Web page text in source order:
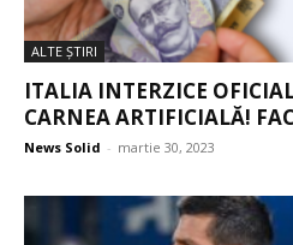
ALTE ŞTIRI
ITALIA INTERZICE
CARNEA ARTIFICIALĂ!
News Solid - martie 30, 2023